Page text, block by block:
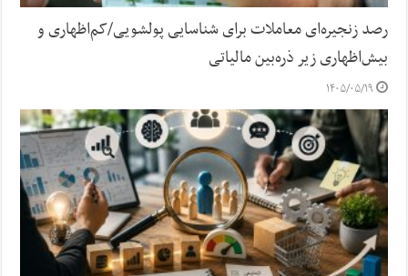
رصد زنجیره‌ای معاملات برای شناسایی پولشویی/کم‌اظهاری و
بیش‌اظهاری زیر ذره‌بین مالیاتی
۱۴۰۵/۰۵/۱۹